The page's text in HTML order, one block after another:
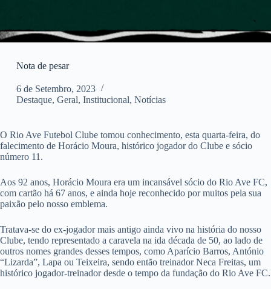
Nota de pesar
6 de Setembro, 2023
Destaque, Geral, Institucional, Notícias
O Rio Ave Futebol Clube tomou conhecimento, esta quarta-feira, do
falecimento de Horácio Moura, histórico jogador do Clube e sócio
número 11.
Aos 92 anos, Horácio Moura era um incansável sócio do Rio Ave FC,
com cartão há 67 anos, e ainda hoje reconhecido por muitos pela sua
paixão pelo nosso emblema.
Tratava-se do ex-jogador mais antigo ainda vivo na história do nosso
Clube, tendo representado a caravela na ida década de 50, ao lado de
outros nomes grandes desses tempos, como Aparício Barros, António
“Lizarda”, Lapa ou Teixeira, sendo então treinador Neca Freitas, um
histórico jogador-treinador desde o tempo da fundação do Rio Ave FC.